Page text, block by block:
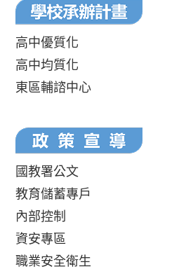
高中優質化
高中均質化
東區輔諮中心
國教署公文
教育儲蓄專戶
內部控制
資安專區
職業安全衛生